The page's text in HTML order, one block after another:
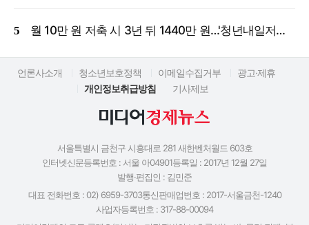
월 10만 원 저축 시 3년 뒤 1440만 원…'청년내일저축계좌' 신규 모집
언론사소개 청소년보호정책 이메일수집거부
광고·제휴
개인정보취급방침
기사제보
서울특별시 금천구 시흥대로 281 새한벤처월드 603호
인터넷신문등록번호 : 서울 아04901등록일 : 2017년 12월 27일
발행·편집인 : 김민준
대표 전화번호 : 02) 6959-3703통신판매업번호 : 2017-서울금천-1240
사업자등록번호 : 317-88-00094